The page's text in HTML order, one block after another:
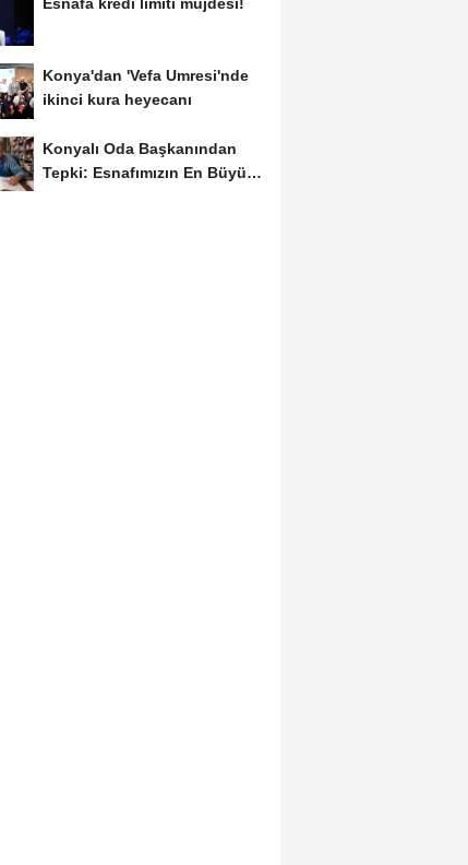
Konya'dan 'Vefa Umresi'nde
ikinci kura heyecanı
Konyalı Oda Başkanından
Tepki: Esnafımızın En Büyük